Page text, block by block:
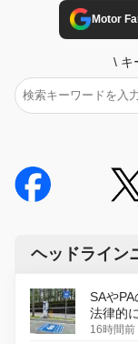
Motor
\ キ
ヘッドライン
SAや
法律的
16時間前